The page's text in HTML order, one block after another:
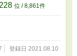
228 位 / 8,861件
登録日 2021.08.10